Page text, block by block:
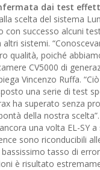
dai test
scelta del sistema
con successo alcuni
sistemi.
qualità, poiché
CV5000 di
Vincenzo Ruffa.
una serie di test
ha superato senza
della nostra
una volta EL-SY a
sono riconducibili
tasso di
è risultato